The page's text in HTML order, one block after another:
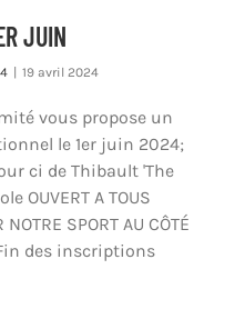
JUIN
19 avril 2024
vous propose un
le 1er juin 2024;
ci de Thibault 'The
OUVERT A TOUS
SPORT AU CÔTÉ
Fin des inscriptions